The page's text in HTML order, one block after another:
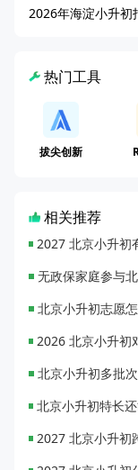
热门工具
拔尖创新
相关推荐
无政保家庭参与